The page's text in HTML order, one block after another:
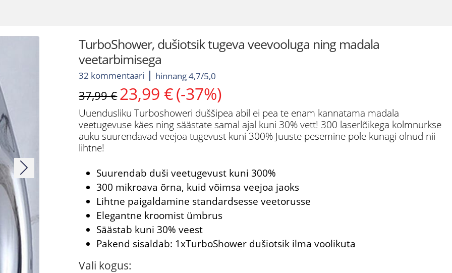
TurboShower, dušiotsik tugeva veevooluga ning madala
veetarbimisega
32 kommentaari hinnang 4,7/5,0
37,99€ Algne
hind
oli:
37,99 €.
23,99 € Current
price
is:
23,99 €.
(-37%)
Vali kogus:
Uuendusliku Turboshoweri duššipea abil ei pea te enam kannatama madala
veetugevuse käes ning säästate samal ajal kuni 30% vett! 300 laserlõikega kolmnurkse
auku suurendavad veejoa tugevust kuni 300% Juuste pesemine pole kunagi olnud nii
lihtne!
Suurendab duši veetugevust kuni 300%
300 mikroava õrna, kuid võimsa veejoa jaoks
Lihtne paigaldamine standardsesse veetorusse
Elegantne kroomist ümbrus
Säästab kuni 30% veest
Pakend sisaldab: 1xTurboShower dušiotsik ilma voolikuta